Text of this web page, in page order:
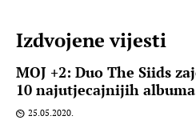
Izdvojene vijesti
MOJ +2: Duo The Siids
10 najutjecajnijih albuma
25.05.2020.